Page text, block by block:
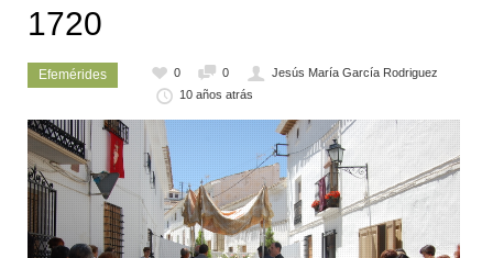
1720
Efemérides 0 0
Jesús María García Rodriguez
10 años atrás